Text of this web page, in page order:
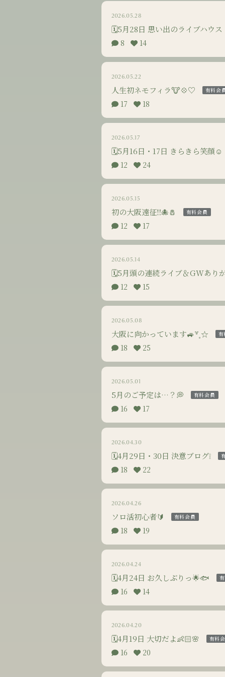
2026.05.28
🗓5月28日 思い出のライブハウス
8 14
2026.05.22
人生初ネモフィラ🐮💠♡ 有料会
17 18
2026.05.17
🗓5月16日・17日 きらきら笑顔☺️
12 24
2026.05.15
初の大阪遠征‼️🐙🧂 有料会員
12 17
2026.05.14
🗓5月頭の連続ライブ＆GWあり
12 15
2026.05.08
大阪に向かっています🚙꒷˳☆ 有
18 25
2026.05.01
5月のご予定は…？💭 有料会員
16 17
2026.04.30
🗓4月29日・30日 決意ブログ❕
18 22
2026.04.26
ソロ活初心者🔰 有料会員
18 19
2026.04.24
🗓4月24日 お久しぶりっ🌟🐟
16 14
2026.04.20
🗓4月19日 大切だよ👶🏻‪🌸 有料
16 20